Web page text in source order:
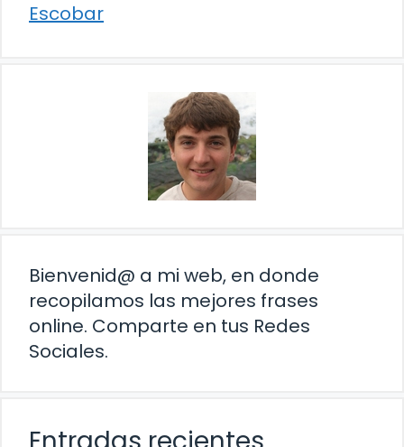
Escobar
Bienvenid@ a mi web, en donde
recopilamos las mejores frases
online. Comparte en tus Redes
Sociales.